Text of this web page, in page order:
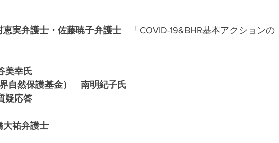
恵実弁護士・佐藤暁子弁護士
「COVID-19&BHR基本アクションの
美幸氏
自然保護基金）　南明紀子氏
疑応答
祐弁護士